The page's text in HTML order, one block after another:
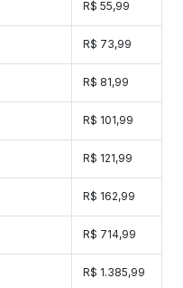
R$ 55,99
R$ 73,99
R$ 81,99
R$ 101,99
R$ 121,99
R$ 162,99
R$ 714,99
R$ 1.385,99